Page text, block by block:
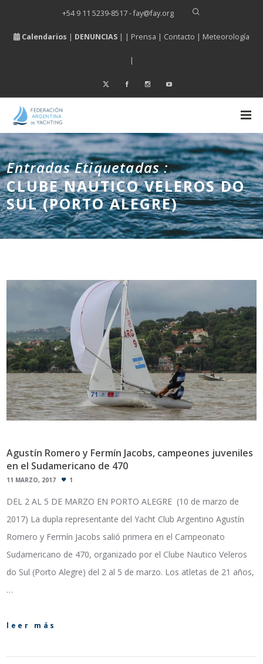
+54 9 11 5239-8517 - fay@fay.org
Calendarios | DENUNCIAS | | Prensa | Contacto | Meteorología
|
Entradas Etiquetadas :
CLUBE NAUTICO VELEROS DO
SUL (PORTO ALEGRE)
Agustín Romero y Fermín Jacobs, campeones juveniles
en el Sudamericano de 470
11 MARZO, 2017 1
DEL 2 AL 5 DE MARZO EN PORTO ALEGRE (10 de marzo de
2017) La dupla representante del Yacht Club Argentino Agustín
Romero y Fermín Jacobs salió primera en el Campeonato
Sudamericano de 470, organizado por el Clube Nautico Veleros
do Sul (Porto Alegre) del 2 al 5 de marzo. Los atletas de 21 años,
…
leer más